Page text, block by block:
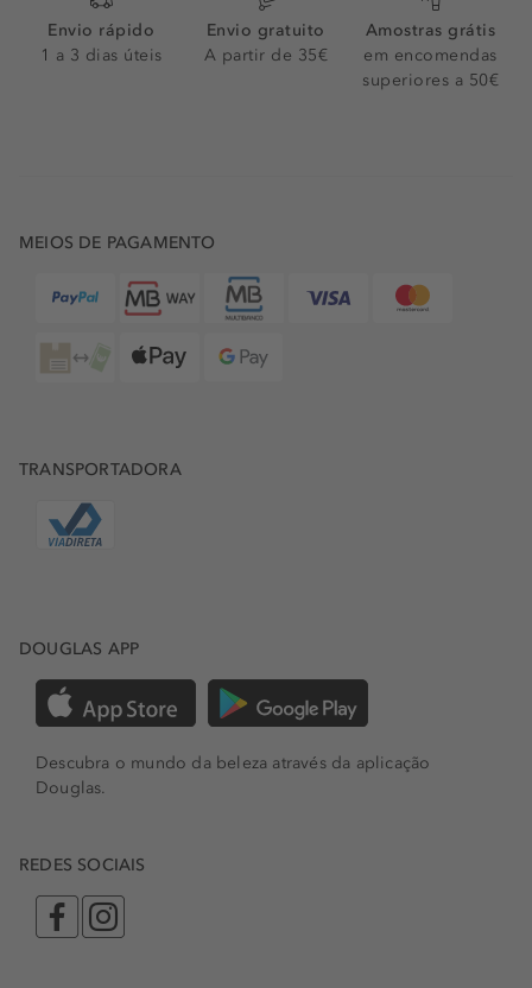
Envio rápido
1 a 3 dias úteis
Envio gratuito
A partir de 35€
Amostras grátis
em encomendas
superiores a 50€
MEIOS DE PAGAMENTO
TRANSPORTADORA
DOUGLAS APP
Descubra o mundo da beleza através da aplicação
Douglas.
REDES SOCIAIS